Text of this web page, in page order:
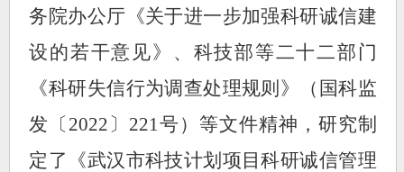
务院办公厅《关于进一步加强科研诚信建
设的若干意见》、科技部等二十二部门
《科研失信行为调查处理规则》（国科监
发〔 2022〕221号）等文件精神 ， 研究制
定了《武汉市科技计划项目科研诚信管理